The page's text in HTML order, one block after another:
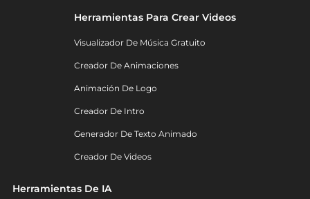
Herramientas Para Crear Videos
Visualizador De Música Gratuito
Creador De Animaciones
Animación De Logo
Creador De Intro
Generador De Texto Animado
Creador De Videos
Herramientas De IA